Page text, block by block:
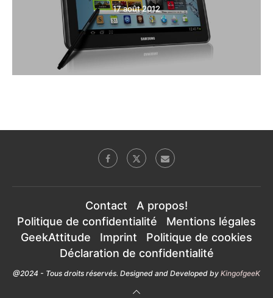
17 août 2012
Contact
A propos!
Politique de confidentialité
Mentions légales
GeekAttitude
Imprint
Politique de cookies
Déclaration de confidentialité
@2024 - Tous droits réservés. Designed and Developed by KingofgeeK